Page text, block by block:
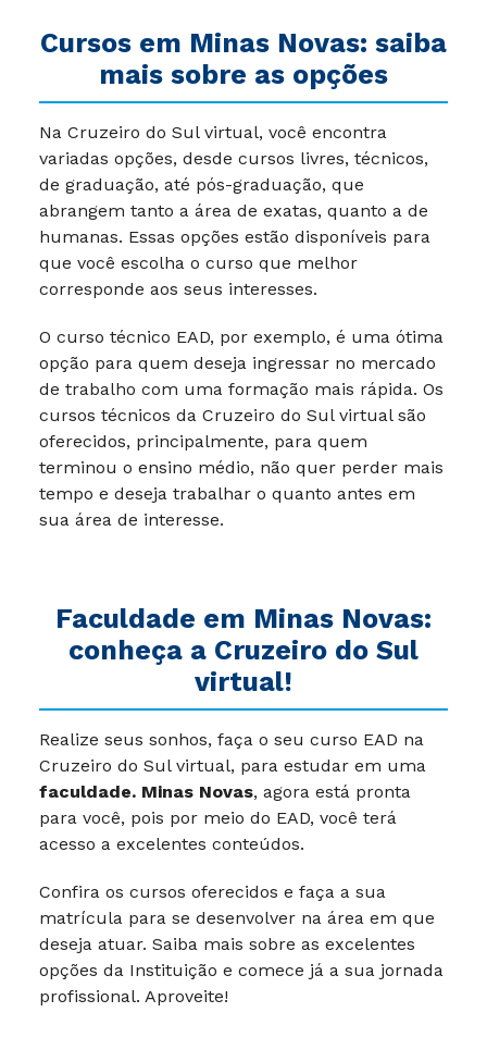
Cursos em Minas Novas: saiba
mais sobre as opções
Na Cruzeiro do Sul virtual, você encontra
variadas opções, desde cursos livres, técnicos,
de graduação, até pós-graduação, que
abrangem tanto a área de exatas, quanto a de
humanas. Essas opções estão disponíveis para
que você escolha o curso que melhor
corresponde aos seus interesses.
O curso técnico EAD, por exemplo, é uma ótima
opção para quem deseja ingressar no mercado
de trabalho com uma formação mais rápida. Os
cursos técnicos da Cruzeiro do Sul virtual são
oferecidos, principalmente, para quem
terminou o ensino médio, não quer perder mais
tempo e deseja trabalhar o quanto antes em
sua área de interesse.
Faculdade em Minas Novas:
conheça a Cruzeiro do Sul
virtual!
Realize seus sonhos, faça o seu curso EAD na
Cruzeiro do Sul virtual, para estudar em uma
faculdade. Minas Novas, agora está pronta
para você, pois por meio do EAD, você terá
acesso a excelentes conteúdos.
Confira os cursos oferecidos e faça a sua
matrícula para se desenvolver na área em que
deseja atuar. Saiba mais sobre as excelentes
opções da Instituição e comece já a sua jornada
profissional. Aproveite!